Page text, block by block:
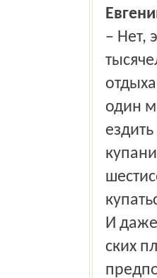
– Нет,
один
И даже
ских